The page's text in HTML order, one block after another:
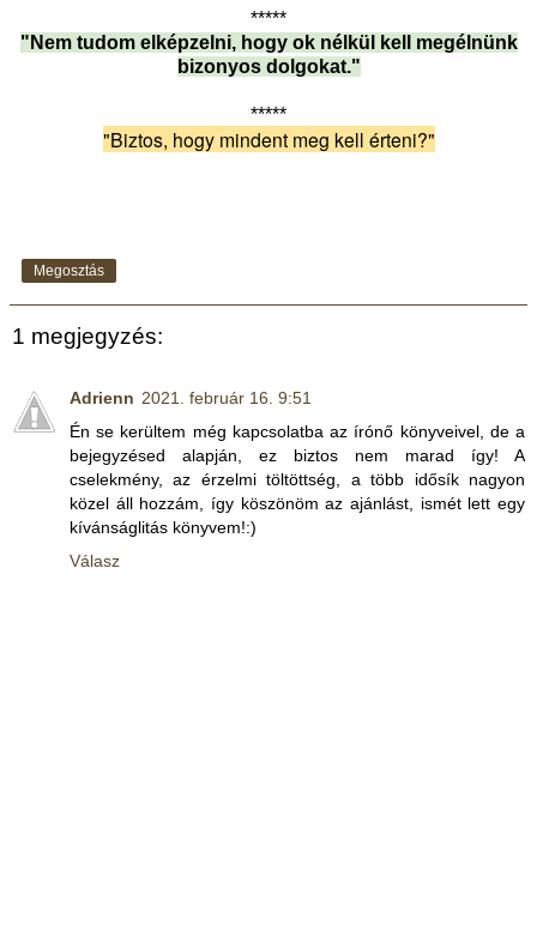
*****
"Nem tudom elképzelni, hogy ok nélkül kell megélnünk
bizonyos dolgokat."
*****
"Biztos, hogy mindent meg kell érteni?"
Megosztás
1 megjegyzés:
Adrienn 2021. február 16. 9:51
Én se kerültem még kapcsolatba az írónő könyveivel, de a
bejegyzésed alapján, ez biztos nem marad így! A
cselekmény, az érzelmi töltöttség, a több idősík nagyon
közel áll hozzám, így köszönöm az ajánlást, ismét lett egy
kívánságlitás könyvem!:)
Válasz